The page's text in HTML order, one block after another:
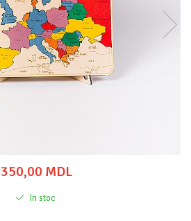
350,00 MDL
In stoc